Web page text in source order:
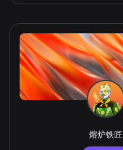
熔炉铁匠